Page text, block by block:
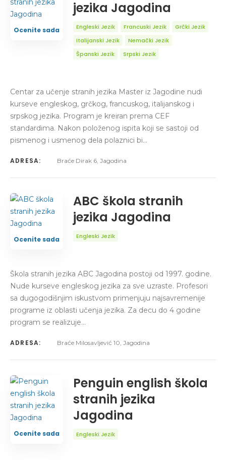
Ocenite sada
jezika Jagodina
Engleski Jezik Francuski Jezik
Grčki Jezik
Italijanski Jezik
Nemački Jezik
Španski Jezik
Srpski Jezik
Centar za učenje stranih jezika Master iz Jagodine nudi
kurseve engleskog, grčkog, francuskog, italijanskog i
srpskog jezika. Program je kreiran prema CEF
standardima. Nakon položenog ispita koji se sastoji od
pismenog i usmenog dela polaznici bi…
ADRESA: Braće Dirak 6, Jagodina
Ocenite sada
ABC škola stranih
jezika Jagodina
Engleski Jezik
Škola stranih jezika ABC Jagodina postoji od 1997. godine.
Nude kurseve engleskog jezika za sve uzraste. Profesori
sa dugogodišnjim iskustvom primenjuju najsavremenije
programe iz oblasti učenja jezika. Za decu do 4 godine
program se realizuje…
ADRESA: Braće Milosavljević 10, Jagodina
Ocenite sada
Penguin english škola
stranih jezika
Jagodina
Engleski Jezik